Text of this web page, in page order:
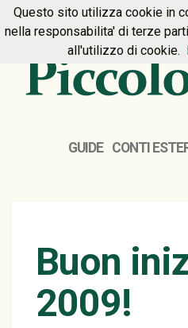
HOME PREMIUM
GUIDE CONTI
Buon
2009!
Questo sito utilizza cookie in
nella responsabilita' di terze
all'utilizzo di cookie.